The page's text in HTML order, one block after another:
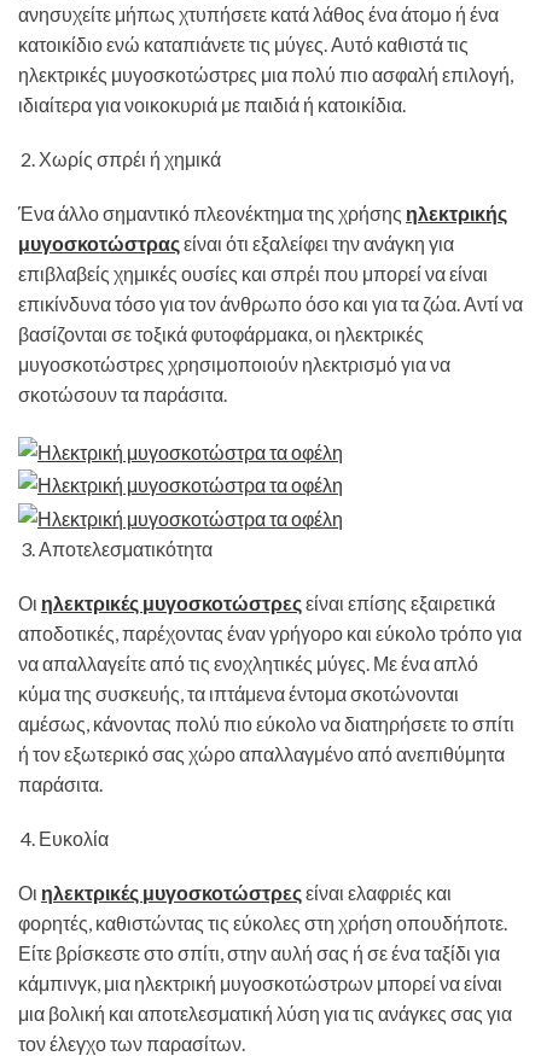
ανησυχείτε μήπως χτυπήσετε κατά λάθος ένα άτομο ή ένα
κατοικίδιο ενώ καταπιάνετε τις μύγες. Αυτό καθιστά τις
ηλεκτρικές μυγοσκοτώστρες μια πολύ πιο ασφαλή επιλογή,
ιδιαίτερα για νοικοκυριά με παιδιά ή κατοικίδια.
Χωρίς σπρέι ή χημικά
Ένα άλλο σημαντικό πλεονέκτημα της χρήσης ηλεκτρικής
μυγοσκοτώστραςείναι ότι εξαλείφει την ανάγκη για
επιβλαβείς χημικές ουσίες και σπρέι που μπορεί να είναι
επικίνδυνα τόσο για τον άνθρωπο όσο και για τα ζώα. Αντί να
βασίζονται σε τοξικά φυτοφάρμακα, οι ηλεκτρικές
μυγοσκοτώστρες χρησιμοποιούν ηλεκτρισμό για να
σκοτώσουν τα παράσιτα.
Αποτελεσματικότητα
Οι ηλεκτρικές μυγοσκοτώστρεςείναι επίσης εξαιρετικά
αποδοτικές, παρέχοντας έναν γρήγορο και εύκολο τρόπο για
να απαλλαγείτε από τις ενοχλητικές μύγες. Με ένα απλό
κύμα της συσκευής, τα ιπτάμενα έντομα σκοτώνονται
αμέσως, κάνοντας πολύ πιο εύκολο να διατηρήσετε το σπίτι
ή τον εξωτερικό σας χώρο απαλλαγμένο από ανεπιθύμητα
παράσιτα.
Ευκολία
Οι ηλεκτρικές μυγοσκοτώστρεςείναι ελαφριές και
φορητές, καθιστώντας τις εύκολες στη χρήση οπουδήποτε.
Είτε βρίσκεστε στο σπίτι, στην αυλή σας ή σε ένα ταξίδι για
κάμπινγκ, μια ηλεκτρική μυγοσκοτώστρων μπορεί να είναι
μια βολική και αποτελεσματική λύση για τις ανάγκες σας για
τον έλεγχο των παρασίτων.